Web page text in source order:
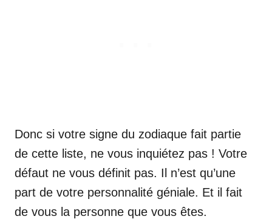
Donc si votre signe du zodiaque fait partie
de cette liste, ne vous inquiétez pas ! Votre
défaut ne vous définit pas. Il n’est qu’une
part de votre personnalité géniale. Et il fait
de vous la personne que vous êtes.